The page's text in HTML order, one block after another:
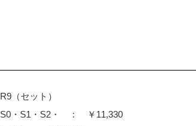
R9（セット）
S0・S1・S2・ ： ￥11,330